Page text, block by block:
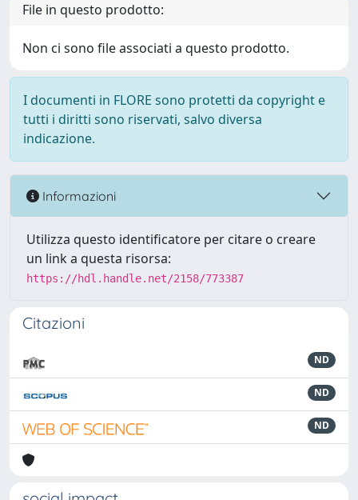
File in questo prodotto:
Non ci sono file associati a questo prodotto.
I documenti in FLORE sono protetti da copyright e
tutti i diritti sono riservati, salvo diversa
indicazione.
Informazioni
Utilizza questo identificatore per citare o creare
un link a questa risorsa:
https://hdl.handle.net/2158/773387
Citazioni
ND
ND
ND